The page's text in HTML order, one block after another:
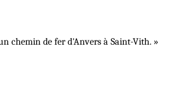
chemin de fer d'Anvers à Saint-Vith. »